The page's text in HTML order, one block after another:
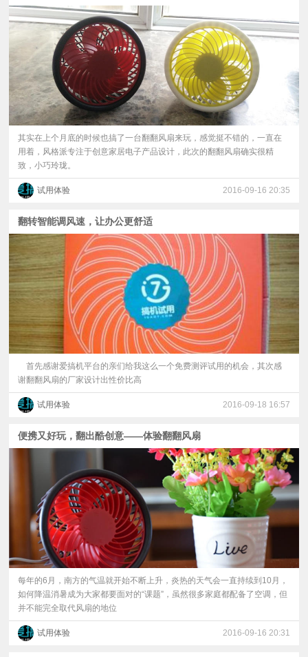
其实在上个月底的时候也搞了一台翻翻风扇来玩，感觉挺不错的，一直在
用着，风格派专注于创意家居电子产品设计，此次的翻翻风扇确实很精
致，小巧玲珑。
试用体验 2016-09-16 20:35
翻转智能调风速，让办公更舒适
首先感谢爱搞机平台的亲们给我这么一个免费测评试用的机会，其次感
谢翻翻风扇的厂家设计出性价比高
试用体验 2016-09-18 16:57
便携又好玩，翻出酷创意——体验翻翻风扇
每年的6月，南方的气温就开始不断上升，炎热的天气会一直持续到10月，
如何降温消暑成为大家都要面对的“课题”，虽然很多家庭都配备了空调，但
并不能完全取代风扇的地位
试用体验 2016-09-16 20:31